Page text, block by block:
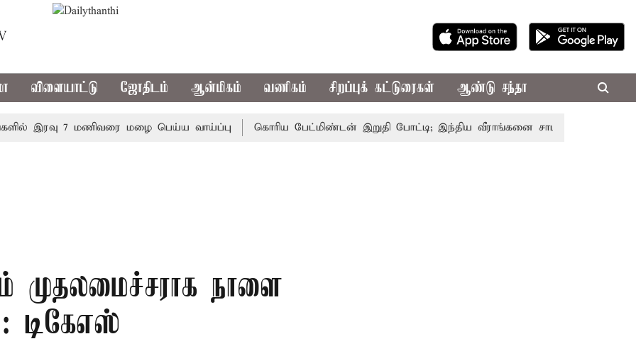
விளையாட்டு ஜோதிடம் ஆன்மிகம் வணிகம் சிறப்புக் கட்டுரைகள் ஆண்டு சந்தா
இரவு 7 மணிவரை மழை பெய்ய வாய்ப்பு கொரிய பேட்மிண்டன் இறுதி போட்டி; இந்திய வீராங்கனை சாம்பியன் பட்டம்
முதலமைச்சராக நாளை
டிகேஎஸ்